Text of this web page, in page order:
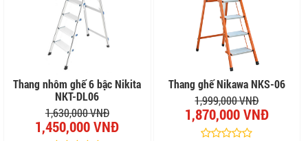
Thang nhôm ghế 6 bậc Nikita
NKT-DL06
1,630,000 VNĐ
1,450,000 VNĐ
Thang ghế Nikawa NKS-06
1,999,000 VNĐ
1,870,000 VNĐ